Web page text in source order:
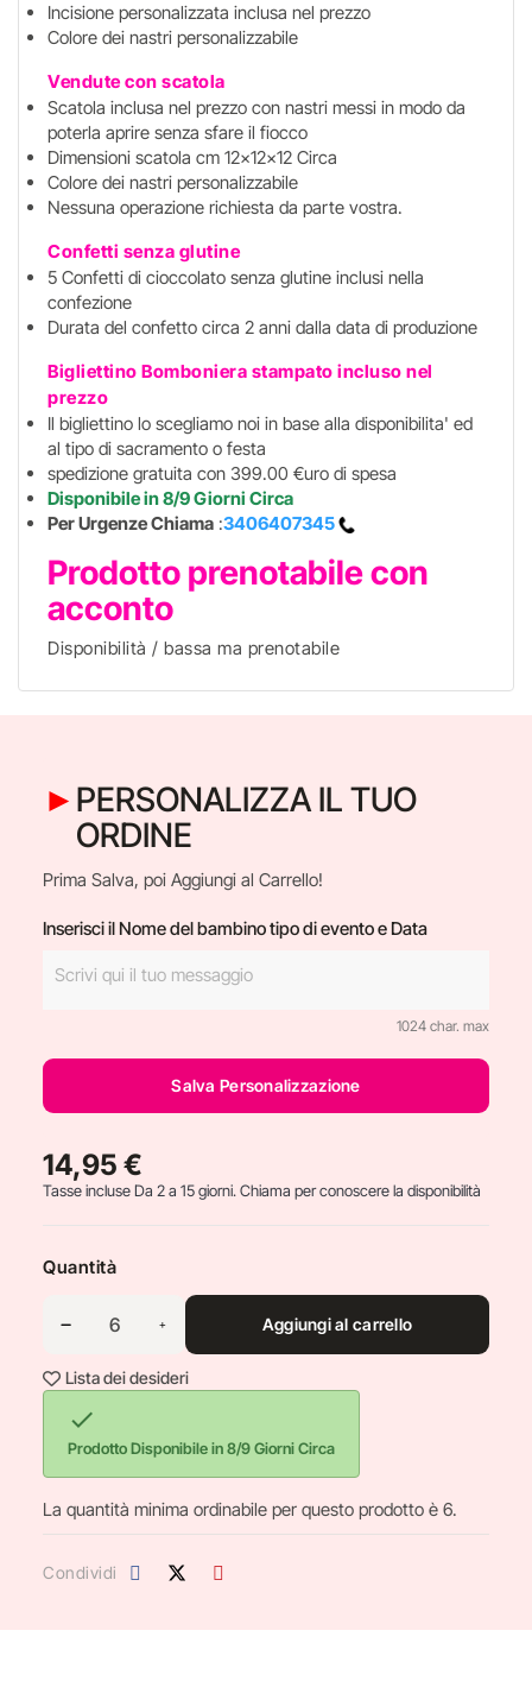
Incisione personalizzata inclusa nel prezzo
Colore dei nastri personalizzabile
Vendute con scatola
Scatola inclusa nel prezzo con nastri messi in modo da
poterla aprire senza sfare il fiocco
Dimensioni scatola cm 12x12x12 Circa
Colore dei nastri personalizzabile
Nessuna operazione richiesta da parte vostra.
Confetti senza glutine
5 Confetti di cioccolato senza glutine inclusi nella
confezione
Durata del confetto circa 2 anni dalla data di produzione
Bigliettino Bomboniera stampato incluso nel
prezzo
Il bigliettino lo scegliamo noi in base alla disponibilita' ed
al tipo di sacramento o festa
spedizione gratuita con 399.00 €uro di spesa
Disponibile in 8/9 Giorni Circa
Per Urgenze Chiama :3406407345
Prodotto prenotabile con
acconto
Disponibilità / bassa ma prenotabile
PERSONALIZZA IL TUO
ORDINE
Prima Salva, poi Aggiungi al Carrello!
Inserisci il Nome del bambino tipo di evento e Data
1024 char. max
Salva Personalizzazione
14,95 €
Tasse incluseDa 2 a 15 giorni. Chiama per conoscere la disponibilità
Quantità
Aggiungi al carrello
Lista dei desideri

Prodotto Disponibile in 8/9 Giorni Circa
La quantità minima ordinabile per questo prodotto è 6.
Condividi